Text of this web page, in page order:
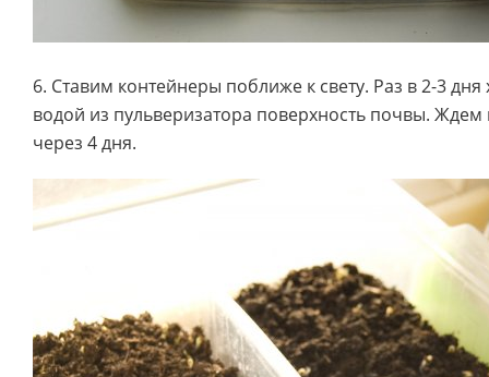
6. Ставим контейнеры поближе к свету. Раз в 2-3
водой из пульверизатора поверхность почвы.
через 4 дня.